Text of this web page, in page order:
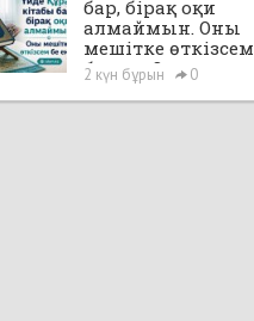
бар, бірақ оқи
алмаймын. Оны
мешітке өткізсем
бе екен?
2 күн бұрын 0